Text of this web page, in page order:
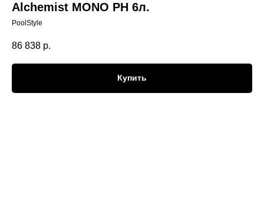
Alchemist MONO PH 6л.
PoolStyle
86 838 р.
Купить